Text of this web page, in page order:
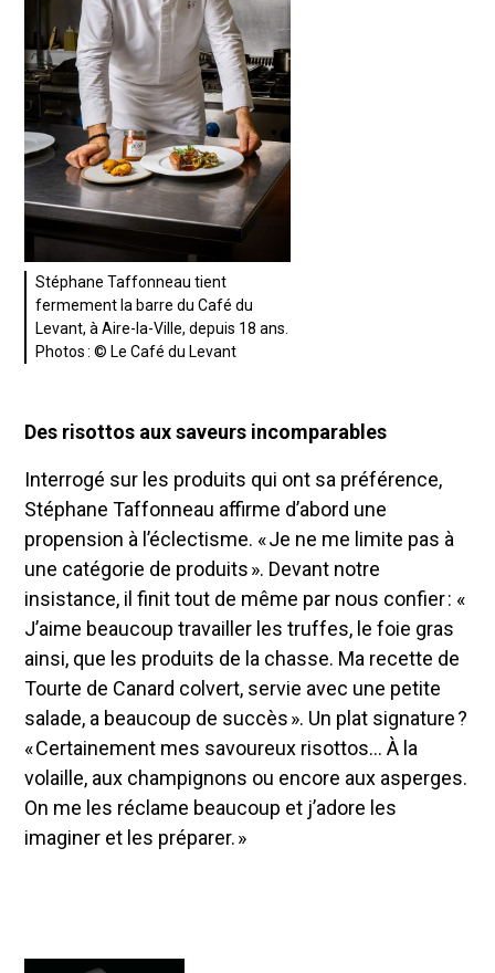
Stéphane Taffonneau tient
fermement la barre du Café du
Levant, à Aire-la-Ville, depuis 18 ans.
Photos : © Le Café du Levant
Des risottos aux saveurs incomparables
Interrogé sur les produits qui ont sa préférence,
Stéphane Taffonneau affirme d’abord une
propension à l’éclectisme. « Je ne me limite pas à
une catégorie de produits ». Devant notre
insistance, il finit tout de même par nous confier : «
J’aime beaucoup travailler les truffes, le foie gras
ainsi, que les produits de la chasse. Ma recette de
Tourte de Canard colvert, servie avec une petite
salade, a beaucoup de succès ». Un plat signature ?
« Certainement mes savoureux risottos… À la
volaille, aux champignons ou encore aux asperges.
On me les réclame beaucoup et j’adore les
imaginer et les préparer. »